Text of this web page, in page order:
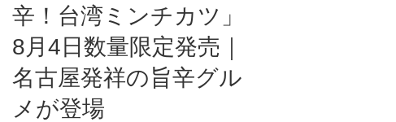
辛！台湾ミンチカツ」
8月4日数量限定発売｜
名古屋発祥の旨辛グル
メが登場